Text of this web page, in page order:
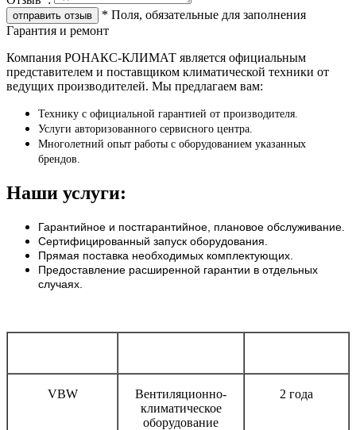
* Поля, обязательные для заполнения
Гарантия и ремонт
Компания РОНАКС-КЛИМАТ является официальным
представителем и поставщиком климатической техники от
ведущих производителей. Мы предлагаем вам:
Технику с официальной гарантией от производителя.
Услуги авторизованного сервисного центра.
Многолетний опыт работы с оборудованием указанных
брендов.
Наши услуги:
Гарантийное и постгарантийное, плановое обслуживание.
Сертифицированный запуск оборудования.
Прямая поставка необходимых комплектующих.
Предоставление расширенной гарантии в отдельных
случаях.
VBW
Вентиляционно-
климатическое
оборудование
2 года